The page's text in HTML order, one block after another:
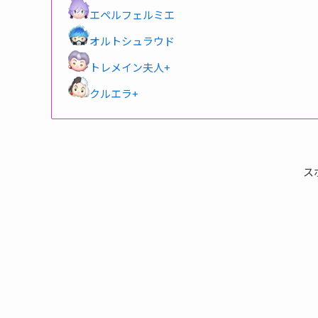
エペルフェルミエ
オルトシュラウド
トレメイン夫人+
クルエラ+
ス